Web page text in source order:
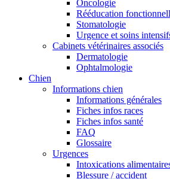
Oncologie
Rééducation
Stomatologie
Urgence et soins
Cabinets vétérinaires associés
Dermatologie
Ophtalmologie
Chien
Informations chien
Informations générales
Fiches infos races
Fiches infos santé
FAQ
Glossaire
Urgences
Intoxications
Blessure / accident